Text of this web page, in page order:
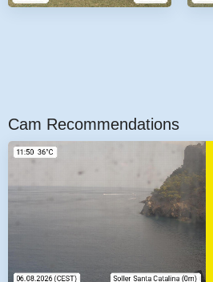
Cam Recommendations